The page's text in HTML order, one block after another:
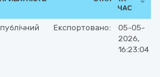
ЧАС
публічний Експортовано:
05-05-
2026,
16:23:04